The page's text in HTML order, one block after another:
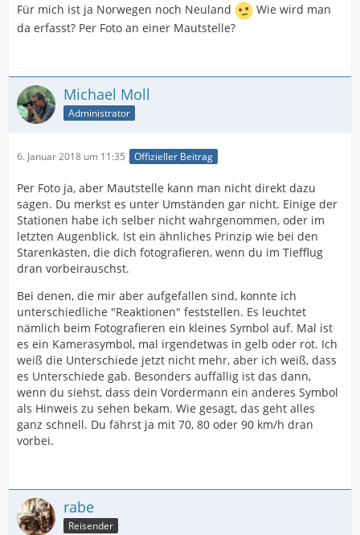
Für mich ist ja Norwegen noch Neuland
Wie wird man
da erfasst? Per Foto an einer Mautstelle?
Michael Moll
Administrator
6. Januar 2018 um 11:35 Offizieller Beitrag
Per Foto ja, aber Mautstelle kann man nicht direkt dazu
sagen. Du merkst es unter Umständen gar nicht. Einige der
Stationen habe ich selber nicht wahrgenommen, oder im
letzten Augenblick. Ist ein ähnliches Prinzip wie bei den
Starenkästen, die dich fotografieren, wenn du im Tiefflug
dran vorbeirauschst.
Bei denen, die mir aber aufgefallen sind, konnte ich
unterschiedliche "Reaktionen" feststellen. Es leuchtet
nämlich beim Fotografieren ein kleines Symbol auf. Mal ist
es ein Kamerasymbol, mal irgendetwas in gelb oder rot. Ich
weiß die Unterschiede jetzt nicht mehr, aber ich weiß, dass
es Unterschiede gab. Besonders auffällig ist das dann,
wenn du siehst, dass dein Vordermann ein anderes Symbol
als Hinweis zu sehen bekam. Wie gesagt, das geht alles
ganz schnell. Du fährst ja mit 70, 80 oder 90 km/h dran
vorbei.
rabe
Reisender